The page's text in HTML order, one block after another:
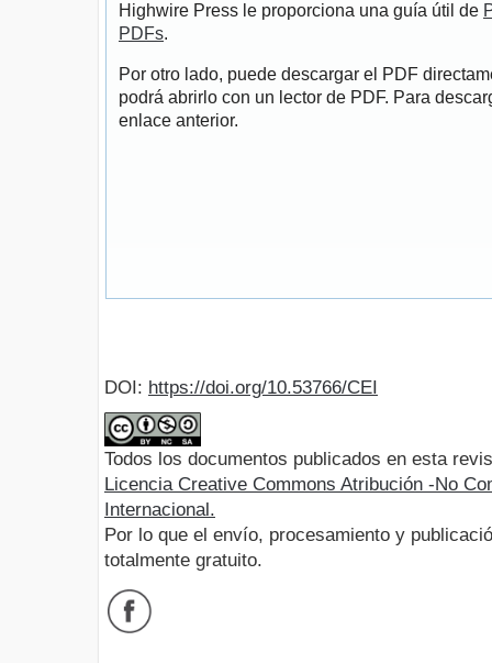
Highwire Press le proporciona una guía útil de
PDFs.
Por otro lado, puede descargar el PDF
podrá abrirlo con un lector de PDF. Para
enlace anterior.
DOI: https://doi.org/10.53766/CEI
Todos los documentos publicados en esta
Licencia Creative Commons Atribución -No
Internacional.
Por lo que el envío, procesamiento y
totalmente gratuito.